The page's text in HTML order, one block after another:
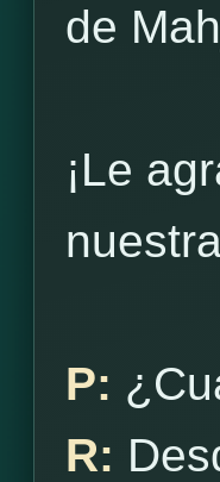
de
¡Le
P:
R: